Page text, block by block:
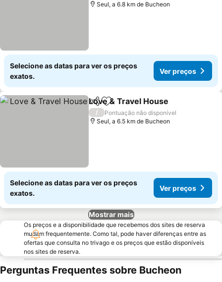
Seul, a 6.8 km de Bucheon
Selecione as datas para ver os preços
exatos.
Ver preços
PartilharAdicionar aos favoritos
Love & Travel House
/
Pontuação não disponível
Seul, a 6.5 km de Bucheon
Selecione as datas para ver os preços
exatos.
Ver preços
Mostrar mais
Os preços e a disponibilidade que recebemos dos sites de reserva
mudam frequentemente. Como tal, pode haver diferenças entre as
ofertas que consulta no trivago e os preços que estão disponíveis
nos sites de reserva.
Perguntas Frequentes sobre Bucheon